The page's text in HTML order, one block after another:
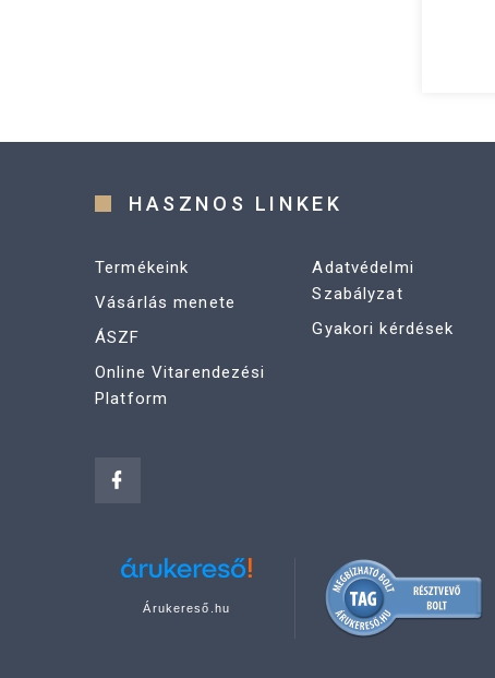
HASZNOS LINKEK
Termékeink
Vásárlás menete
ÁSZF
Online Vitarendezési
Platform
Adatvédelmi
Szabályzat
Gyakori kérdések
Árukereső.hu